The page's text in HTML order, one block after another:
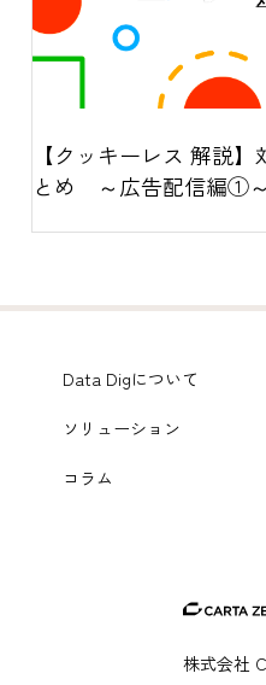
【クッキーレス 解説
とめ ～広告配信編①～
Data Digについて
ソリューション
コラム
株式会社